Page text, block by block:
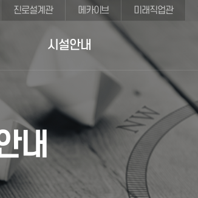
진로설계관 메카이브 미래직업관
시설안내
내